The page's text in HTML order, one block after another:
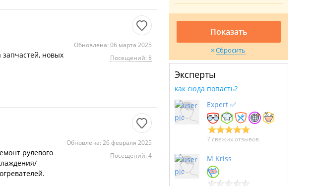
Обновлена: 06 марта 2025
Посещений: 8
новых
Обновлена: 26 февраля 2025
Посещений: 4
рулевого
Показать
Сбросить
Эксперты
как сюда попасть?
Expert ✅
7 свежих отзывов
M Kriss